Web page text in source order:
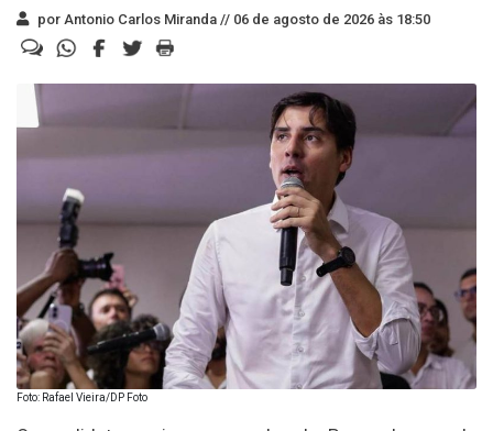
por Antonio Carlos Miranda // 06 de agosto de 2026 às 18:50
Foto: Rafael Vieira/DP Foto